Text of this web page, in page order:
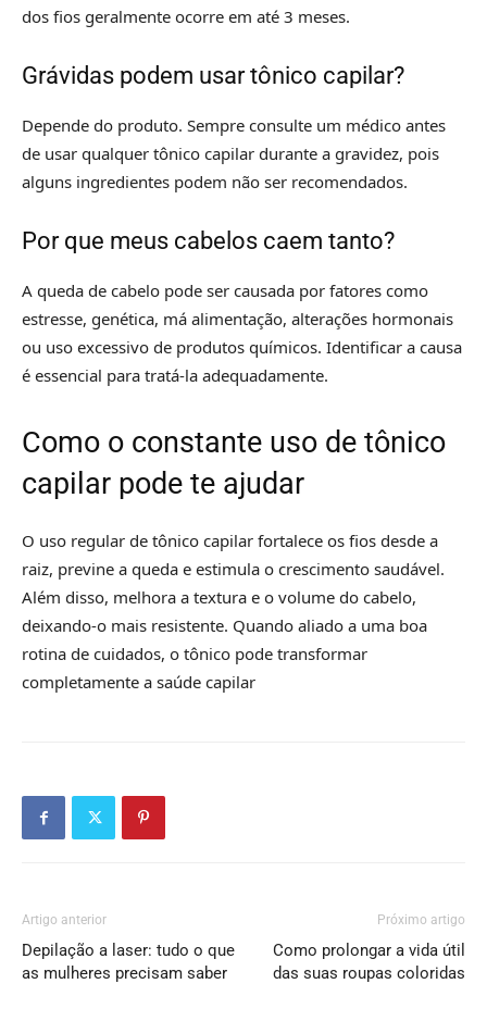
dos fios geralmente ocorre em até 3 meses.
Grávidas podem usar tônico capilar?
Depende do produto. Sempre consulte um médico antes
de usar qualquer tônico capilar durante a gravidez, pois
alguns ingredientes podem não ser recomendados.
Por que meus cabelos caem tanto?
A queda de cabelo pode ser causada por fatores como
estresse, genética, má alimentação, alterações hormonais
ou uso excessivo de produtos químicos. Identificar a causa
é essencial para tratá-la adequadamente.
Como o constante uso de tônico
capilar pode te ajudar
O uso regular de tônico capilar fortalece os fios desde a
raiz, previne a queda e estimula o crescimento saudável.
Além disso, melhora a textura e o volume do cabelo,
deixando-o mais resistente. Quando aliado a uma boa
rotina de cuidados, o tônico pode transformar
completamente a saúde capilar
Artigo anterior
Depilação a laser: tudo o que
as mulheres precisam saber
Próximo artigo
Como prolongar a vida útil
das suas roupas coloridas